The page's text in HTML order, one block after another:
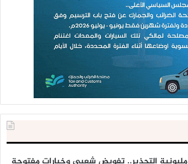
مليونية التحذير.. تفويض شعبي وخيارات مفتوحة